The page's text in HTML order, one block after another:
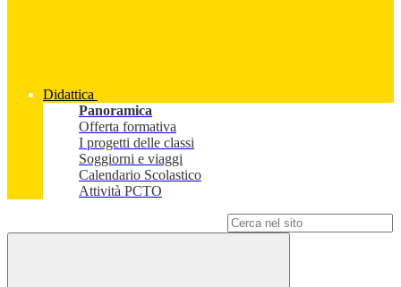
Didattica
Panoramica
Offerta formativa
I progetti delle classi
Soggiorni e viaggi
Calendario Scolastico
Attività PCTO